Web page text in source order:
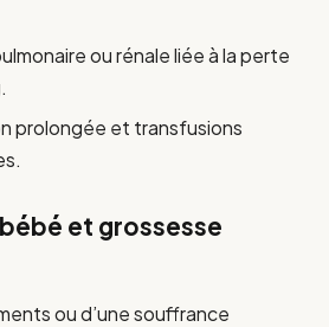
ou rénale liée à la perte
prolongée et transfusions
et grossesse
ou d’une souffrance